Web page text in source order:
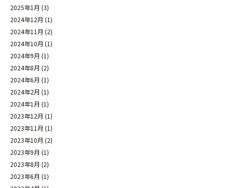
2025年1月 (3)
2024年12月 (1)
2024年11月 (2)
2024年10月 (1)
2024年9月 (1)
2024年8月 (2)
2024年6月 (1)
2024年2月 (1)
2024年1月 (1)
2023年12月 (1)
2023年11月 (1)
2023年10月 (2)
2023年9月 (1)
2023年8月 (2)
2023年6月 (1)